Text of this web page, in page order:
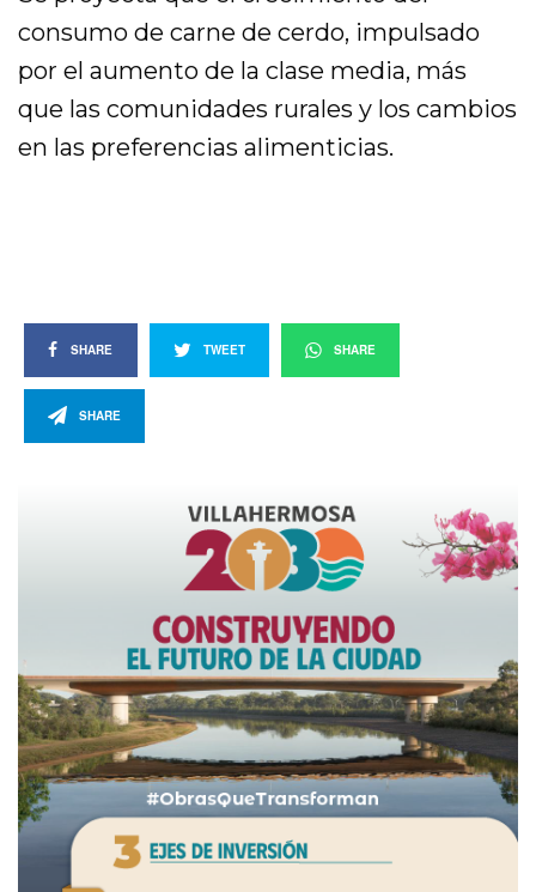
consumo de carne de cerdo, impulsado
por el aumento de la clase media, más
que las comunidades rurales y los cambios
en las preferencias alimenticias.
SHARE TWEET SHARE
SHARE